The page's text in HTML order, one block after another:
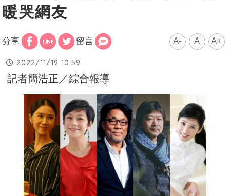
暖哭網友
分享 留言 A- A A+
2022/11/19 10:59
記者簡浩正／綜合報導